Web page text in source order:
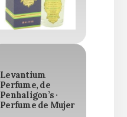
Levantium
Perfume, de
Penhaligon’s ·
Perfume de Mujer